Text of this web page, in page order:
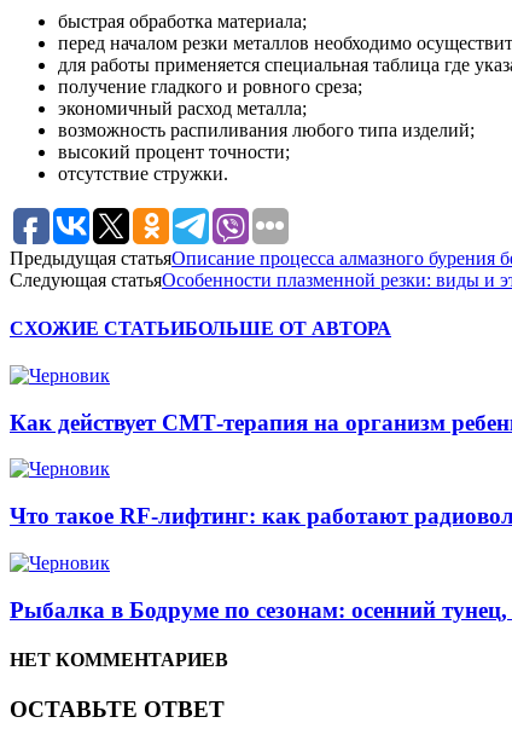
быстрая обработка материала;
перед началом резки металлов необходимо
для работы применяется специальная таблица где
получение гладкого и ровного среза;
экономичный расход металла;
возможность распиливания любого типа изделий;
высокий процент точности;
отсутствие стружки.
Предыдущая статьяОписание процесса алмазного бурения
Следующая статьяОсобенности плазменной резки: виды и
СХОЖИЕ СТАТЬИБОЛЬШЕ ОТ АВТОРА
Как действует СМТ-терапия на организм
Что такое RF-лифтинг: как работают
Рыбалка в Бодруме по сезонам: осенний
НЕТ КОММЕНТАРИЕВ
ОСТАВЬТЕ ОТВЕТ